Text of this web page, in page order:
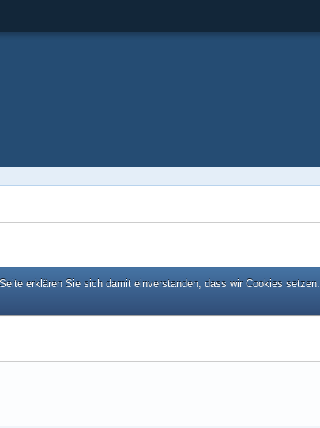
erklären Sie sich damit einverstanden, dass wir Cookies setzen.